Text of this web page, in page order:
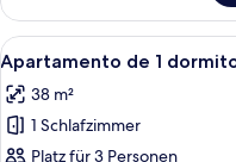
niño)
anzeigen
de
dormitorio
Vista
Piscina
(2
adultos
Alle
Fotos
für
Apartamento
7
Apartamento de 1
38 m²
1 Schlafzimmer
Platz für 3 Personen